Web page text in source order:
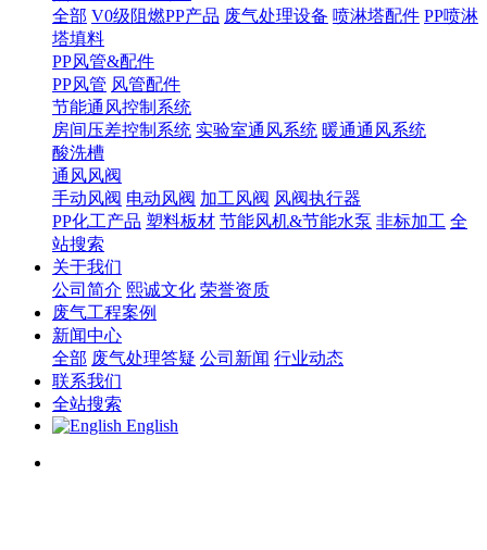
全部 V0级阻燃PP产品 废气处理设备 喷淋塔配件 PP喷淋
塔填料
PP风管&配件
PP风管 风管配件
节能通风控制系统
房间压差控制系统 实验室通风系统 暖通通风系统
酸洗槽
通风风阀
手动风阀 电动风阀 加工风阀 风阀执行器
PP化工产品 塑料板材 节能风机&节能水泵 非标加工 全
站搜索
关于我们
公司简介 熙诚文化 荣誉资质
废气工程案例
新闻中心
全部 废气处理答疑 公司新闻 行业动态
联系我们
全站搜索
English